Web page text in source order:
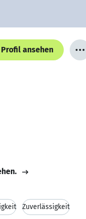
Profil ansehen
Zuverlässigkeit